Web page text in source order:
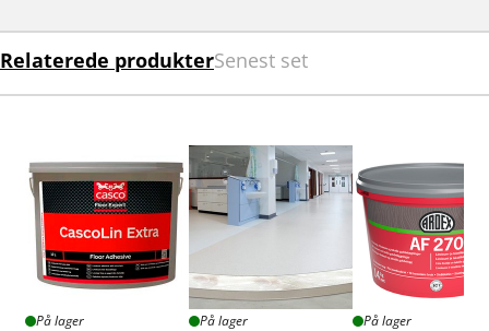
Relaterede produkterSenest set
På lager På lager På lager